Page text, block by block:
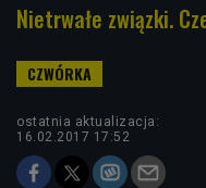
Nietrwałe związki.
ostatnia aktualizacja:
16.02.2017 17:52